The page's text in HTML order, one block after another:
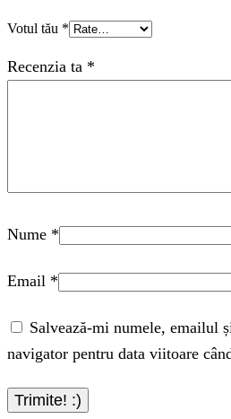
Votul tău *
Recenzia ta *
Nume *
Email *
Salvează-mi numele, emailul
navigator pentru data viitoare